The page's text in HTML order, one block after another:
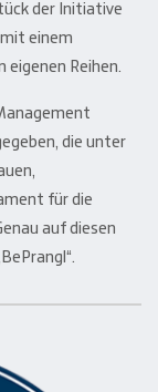
der Initiative
einem
Reihen.
die unter
für die
auf diesen